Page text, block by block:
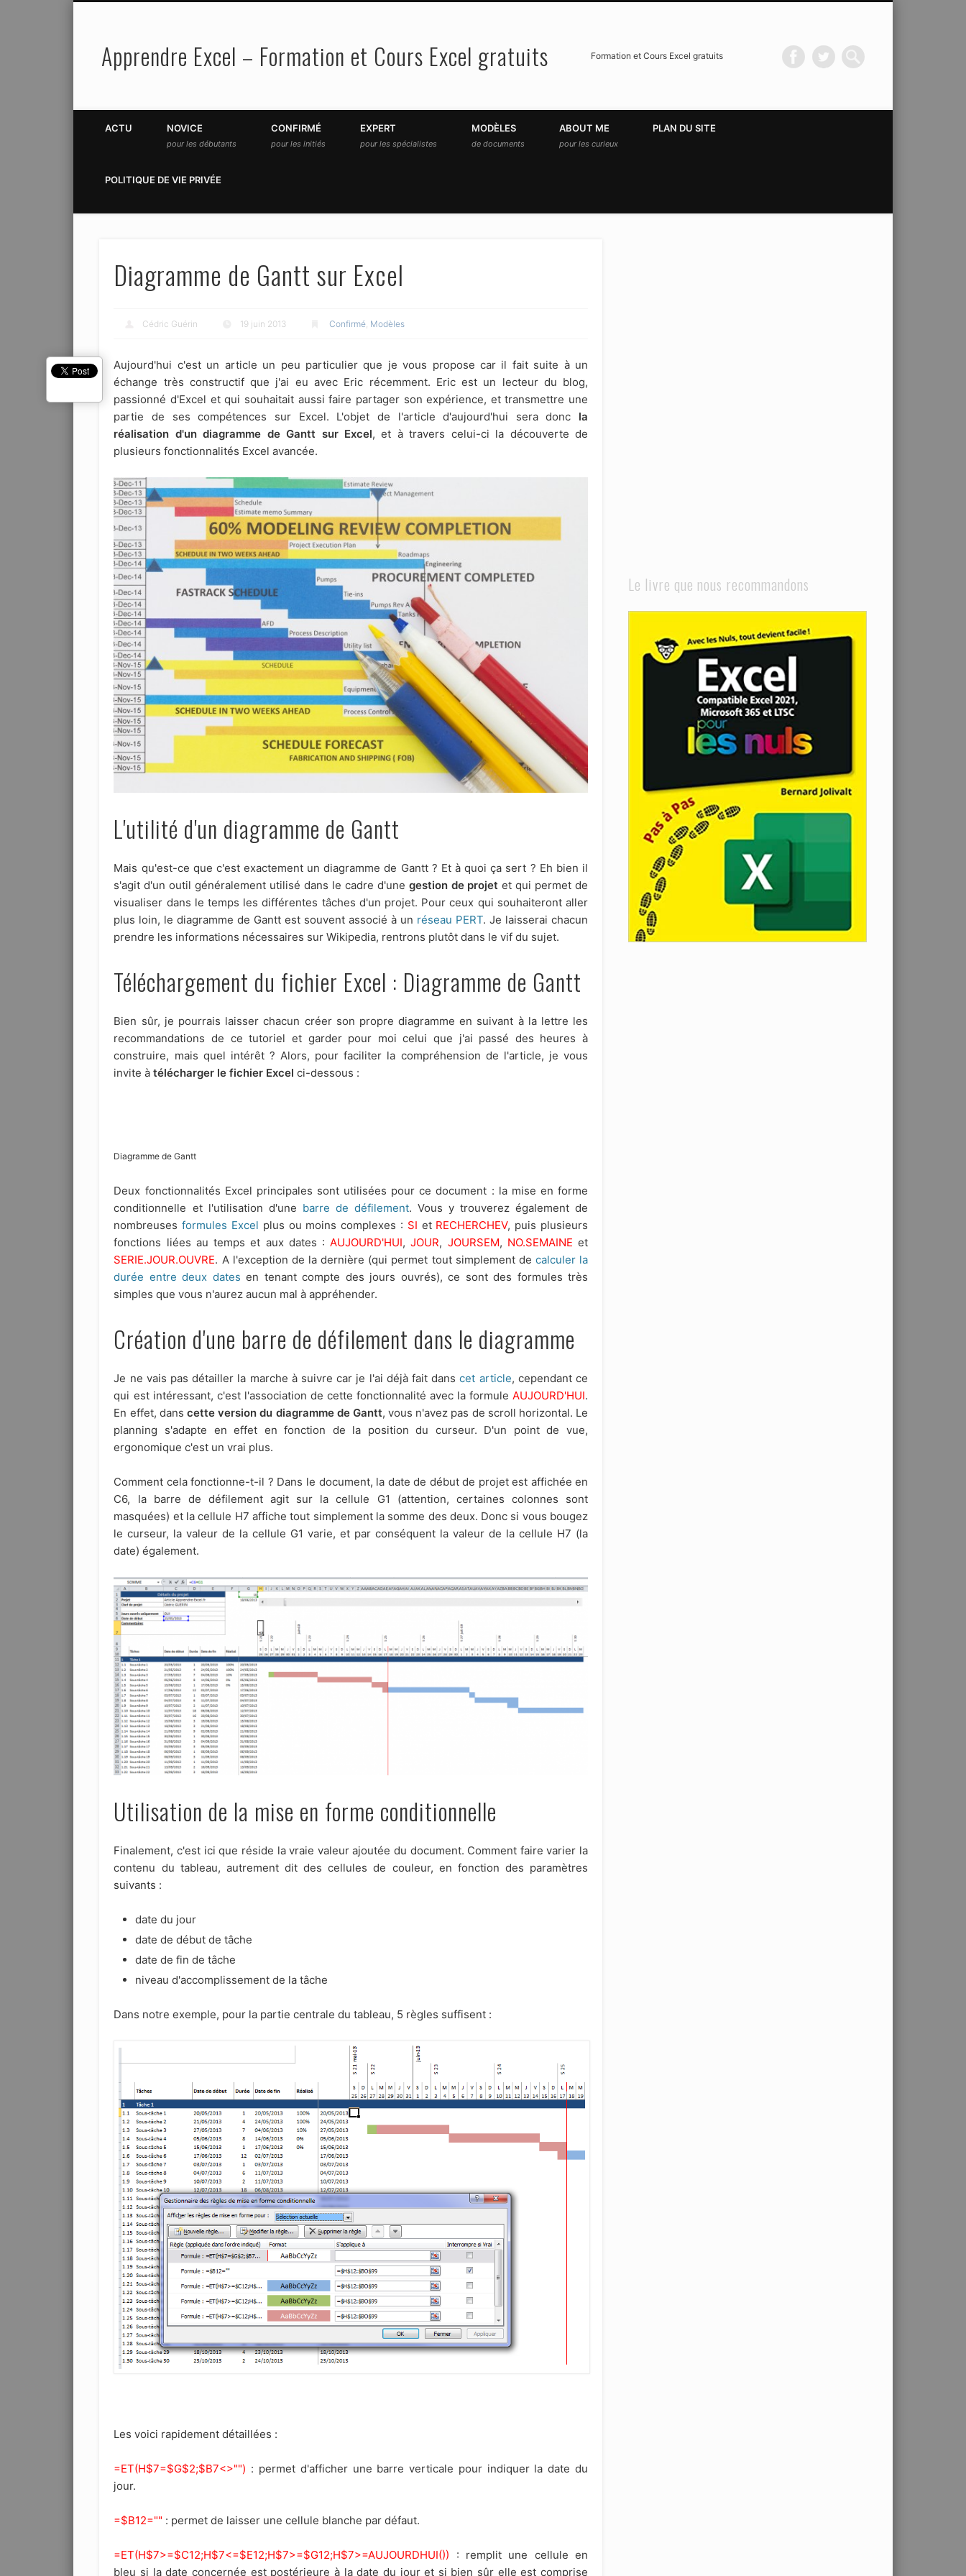
Apprendre Excel – Formation et Cours Excel gratuits Formation et Cours Excel gratuits
FacebookTwitter
ACTU NOVICE
pour les débutants
CONFIRMÉ
pour les initiés
EXPERT
pour les spécialistes
MODÈLES
de documents
ABOUT ME
pour les curieux
PLAN DU SITE
POLITIQUE DE VIE PRIVÉE
Diagramme de Gantt sur Excel
Cédric Guérin 19 juin 2013 Confirmé, Modèles
Aujourd'hui c'est un article un peu particulier que je vous propose car il fait suite à un
échange très constructif que j'ai eu avec Eric récemment. Eric est un lecteur du blog,
passionné d'Excel et qui souhaitait aussi faire partager son expérience, et transmettre une
partie de ses compétences sur Excel. L'objet de l'article d'aujourd'hui sera donc la
réalisation d'un diagramme de Gantt sur Excel, et à travers celui-ci la découverte de
plusieurs fonctionnalités Excel avancée.
L'utilité d'un diagramme de Gantt
Mais qu'est-ce que c'est exactement un diagramme de Gantt ? Et à quoi ça sert ? Eh bien il
s'agit d'un outil généralement utilisé dans le cadre d'une gestion de projet et qui permet de
visualiser dans le temps les différentes tâches d'un projet. Pour ceux qui souhaiteront aller
plus loin, le diagramme de Gantt est souvent associé à un réseau PERT. Je laisserai chacun
prendre les informations nécessaires sur Wikipedia, rentrons plutôt dans le vif du sujet.
Téléchargement du fichier Excel : Diagramme de Gantt
Bien sûr, je pourrais laisser chacun créer son propre diagramme en suivant à la lettre les
recommandations de ce tutoriel et garder pour moi celui que j'ai passé des heures à
construire, mais quel intérêt ? Alors, pour faciliter la compréhension de l'article, je vous
invite àtélécharger le fichier Excel ci-dessous :
Diagramme de Gantt
Deux fonctionnalités Excel principales sont utilisées pour ce document : la mise en forme
conditionnelle et l'utilisation d'une barre de défilement. Vous y trouverez également de
nombreusesformules Excel plus ou moins complexes : SI et RECHERCHEV, puis plusieurs
fonctions liées au temps et aux dates :AUJOURD'HUI,JOUR, JOURSEM, NO.SEMAINE et
SERIE.JOUR.OUVRE. A l'exception de la dernière (qui permet tout simplement de calculer la
durée entre deux dates en tenant compte des jours ouvrés), ce sont des formules très
simples que vous n'aurez aucun mal à appréhender.
Création d'une barre de défilement dans le diagramme
Je ne vais pas détailler la marche à suivre car je l'ai déjà fait danscet article, cependant ce
qui est intéressant, c'est l'association de cette fonctionnalité avec la formuleAUJOURD'HUI.
En effet, dans cette version du diagramme de Gantt, vous n'avez pas de scroll horizontal. Le
planning s'adapte en effet en fonction de la position du curseur. D'un point de vue,
ergonomique c'est un vrai plus.
Comment cela fonctionne-t-il ? Dans le document, la date de début de projet est affichée en
C6, la barre de défilement agit sur la cellule G1 (attention, certaines colonnes sont
masquées) et la cellule H7 affiche tout simplement la somme des deux. Donc si vous bougez
le curseur, la valeur de la cellule G1 varie, et par conséquent la valeur de la cellule H7 (la
date) également.
Utilisation de la mise en forme conditionnelle
Finalement, c'est ici que réside la vraie valeur ajoutée du document. Comment faire varier la
contenu du tableau, autrement dit des cellules de couleur, en fonction des paramètres
suivants :
date du jour
date de début de tâche
date de fin de tâche
niveau d'accomplissement de la tâche
Dans notre exemple, pour la partie centrale du tableau, 5 règles suffisent :
Les voici rapidement détaillées :
=ET(H$7=$G$2;$B7<>"") : permet d'afficher une barre verticale pour indiquer la date du
jour.
=$B12="" : permet de laisser une cellule blanche par défaut.
=ET(H$7>=$C12;H$7<=$E12;H$7>=$G12;H$7>=AUJOURDHUI()) : remplit une cellule en
bleu si la date concernée est postérieure à la date du jour et si bien sûr elle est comprise
Le livre que nous recommandons